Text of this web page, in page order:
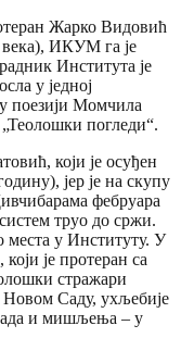
Жарко Видовић
века), ИКУМ га је
Института је
у једној
у поезији Момчила
погледи“.
који је осуђен
јер је на скупу
фебруара
труо до сржи.
места у Институту. У
је протеран са
стражари
Новом Саду, ухљебије
рада и мишљења – у